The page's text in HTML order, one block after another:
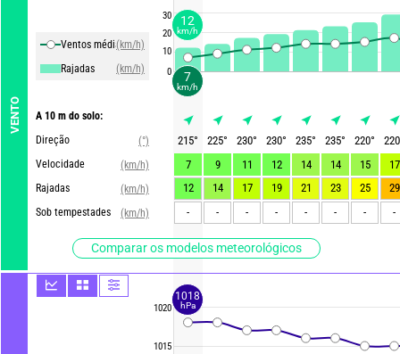
VENTO
Ventos média(km/h)
Rajadas
(km/h)
A 10 m do solo:
Direção
(°)
Velocidade
(km/h)
Rajadas
(km/h)
Sob tempestades
(km/h)
Comparar os modelos meteorológicos
30
20
10
0
1020
1015
215° 225° 230° 230° 235° 235° 220°
220
7
9 11 12 14 14 15
17
12
14 17 19 21 23 25
29
-
- - - - - - -
7
km/h
12
km/h
1018
hPa